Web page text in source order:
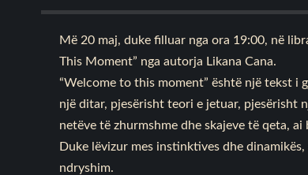
Më 20 maj, duke filluar nga ora 19:00, në
This Moment” nga autorja Likana Cana.
“Welcome to this moment” është një tekst i
një ditar, pjesërisht teori e jetuar, pjesërisht
netëve të zhurmshme dhe skajeve të qeta,
Duke lëvizur mes instinktives dhe
ndryshim.